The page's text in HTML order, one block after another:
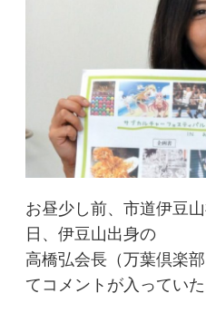
お昼少し前、市道伊豆
日、伊豆山出身の
高橋弘会長（万葉倶楽
てコメントが入っていた